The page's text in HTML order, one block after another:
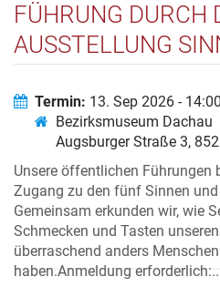
FÜHRUNG DURCH
AUSSTELLUNG
WAHRNEHMUNG
Termin: 13. Sep 2026 -
Bezirksmuseum Dachau
Augsburger Straße 3,
Unsere öffentlichen Führungen
Zugang zu den fünf Sinnen
Gemeinsam erkunden wir, wie
Schmecken und Tasten
überraschend anders
haben.Anmeldung